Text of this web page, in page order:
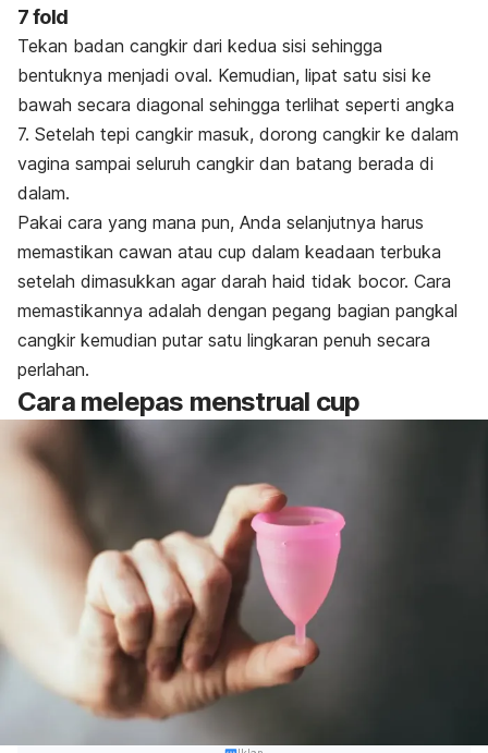
7 fold
Tekan badan cangkir dari kedua sisi sehingga
bentuknya menjadi oval. Kemudian, lipat satu sisi ke
bawah secara diagonal sehingga terlihat seperti angka
7. Setelah tepi cangkir masuk, dorong cangkir ke dalam
vagina sampai seluruh cangkir dan batang berada di
dalam.
Pakai cara yang mana pun, Anda selanjutnya harus
memastikan cawan atau cup dalam keadaan terbuka
setelah dimasukkan agar darah haid tidak bocor. Cara
memastikannya adalah dengan pegang bagian pangkal
cangkir kemudian putar satu lingkaran penuh secara
perlahan.
Cara melepas menstrual cup